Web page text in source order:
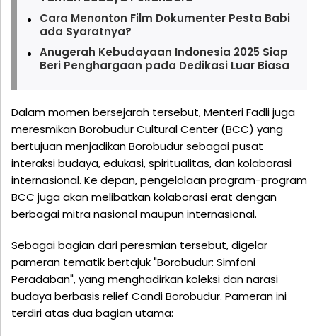
Cara Menonton Film Dokumenter Pesta Babi
ada Syaratnya?
Anugerah Kebudayaan Indonesia 2025 Siap
Beri Penghargaan pada Dedikasi Luar Biasa
Dalam momen bersejarah tersebut, Menteri Fadli juga
meresmikan Borobudur Cultural Center (BCC) yang
bertujuan menjadikan Borobudur sebagai pusat
interaksi budaya, edukasi, spiritualitas, dan kolaborasi
internasional. Ke depan, pengelolaan program-program
BCC juga akan melibatkan kolaborasi erat dengan
berbagai mitra nasional maupun internasional.
Sebagai bagian dari peresmian tersebut, digelar
pameran tematik bertajuk "Borobudur: Simfoni
Peradaban", yang menghadirkan koleksi dan narasi
budaya berbasis relief Candi Borobudur. Pameran ini
terdiri atas dua bagian utama: